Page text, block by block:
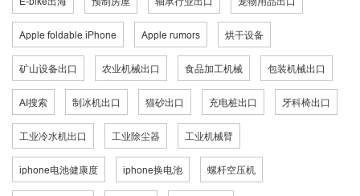
Apple foldable iPhone Apple rumors 烘干设备
矿山设备出口 农业机械出口 食品加工机械 包装机械出口
AI搜索 制冰机出口 猫砂出口 充电桩出口 牙科椅出口
工业冷水机出口 工业除尘器 工业机械臂
iphone电池健康度 iphone换电池 螺杆空压机